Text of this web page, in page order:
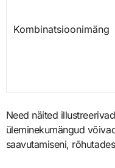
Kombinatsioonimäng
Need näited
üleminekumängud
saavutamiseni,